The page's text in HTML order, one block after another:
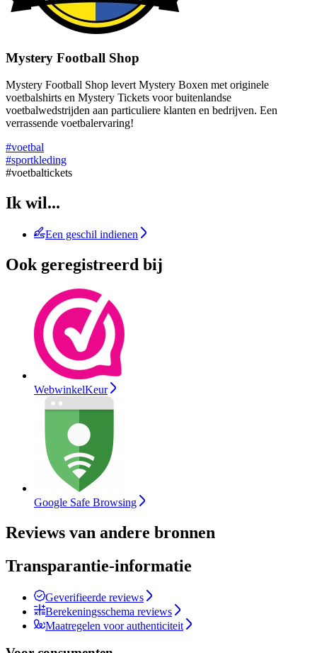
Mystery Football Shop
Mystery Football Shop levert Mystery Boxen met originele
voetbalshirts en Mystery Tickets voor buitenlandse
voetbalwedstrijden aan particuliere klanten en bedrijven. Een
verrassende voetbalervaring!
#voetbal
#sportkleding
#voetbaltickets
Ik wil...
Een geschil indienen
Ook geregistreerd bij
WebwinkelKeur
Google Safe Browsing
Reviews van andere bronnen
Transparantie-informatie
Geverifieerde reviews
Berekeningsschema reviews
Maatregelen voor authenticiteit